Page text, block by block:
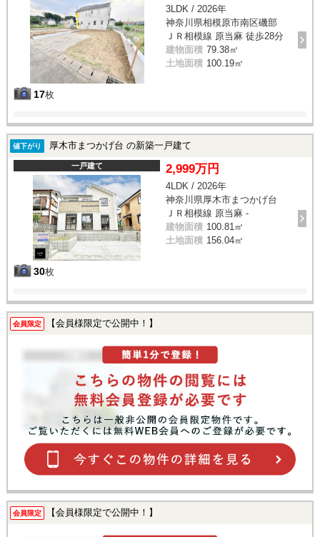
17枚
3LDK / 2026年
神奈川県相模原市南区磯部
ＪＲ相模線 原当麻 徒歩28分
建物面積 79.38㎡
土地面積 100.19㎡
値下がり 厚木市まつかげ台 の新築一戸建て
一戸建て
30枚
2,999万円
4LDK / 2026年
神奈川県厚木市まつかげ台
ＪＲ相模線 原当麻 -
建物面積 100.81㎡
土地面積 156.04㎡
会員限定 【会員様限定で公開中！】
会員限定 【会員様限定で公開中！】